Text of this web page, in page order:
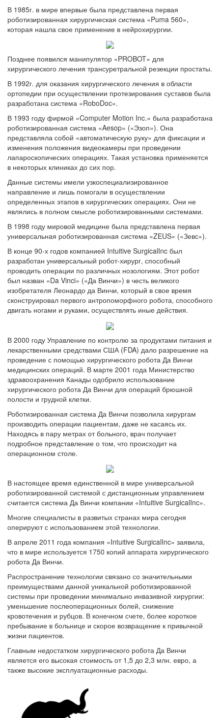
В 1985г. в мире впервые была представлена первая
роботизированная хирургическая система «Puma 560»,
которая нашла свое применение в нейрохирургии.
Позднее появился манипулятор «PROBOT» для
хирургического лечения трансуретральной резекции простаты.
В 1992г. для оказания хирургического лечения в области
ортопедии при осуществлении протезирования суставов была
разработана система «RoboDoc».
В 1993 году фирмой «Computer Motion Inc.» была разработана
роботизированная система «Aesop» («Эзоп»). Она
представляла собой «автоматическую руку» для фиксации и
изменения положения видеокамеры при проведении
лапароскопических операциях. Такая установка применяется
в некоторых клиниках до сих пор.
Данные системы имели узкоспециализированное
направление и лишь помогали в осуществлении
определенных этапов в хирургических операциях. Они не
являлись в полном смысле роботизированными системами.
В 1998 году мировой медицине была представлена первая
универсальная роботизированная система «ZEUS» («Зевс»).
В конце 90-х годов компанией Intuitive SurgicalInc был
разработан универсальный робот-хирург, способный
проводить операции по различных нозологиям. Этот робот
был назван «Da Vinci» («Да Винчи») в честь великого
изобретателя Леонардо да Винчи, который в свое время
сконструировал первого антропоморфного робота, способного
двигать ногами и руками, осуществлять иные действия.
В 2000 году Управление по контролю за продуктами питания и
лекарственными средствами США (FDA) дало разрешение на
проведение с помощью хирургического робота Да Винчи
медицинских операций. В марте 2001 года Министерство
здравоохранения Канады одобрило использование
хирургического робота Да Винчи для операций брюшной
полости и грудной клетки.
Роботизированная система Да Винчи позволила хирургам
производить операции пациентам, даже не касаясь их.
Находясь в пару метрах от больного, врач получает
подробное представление о том, что происходит на
операционном столе.
В настоящее время единственной в мире универсальной
роботизированной системой с дистанционным управлением
считается система Да Винчи компании «Intuitive SurgicalInc».
Многие специалисты в развитых странах мира сегодня
оперируют с использованием этой технологии.
В апреле 2011 года компания «Intuitive SurgicalInc» заявила,
что в мире используется 1750 копий аппарата хирургического
робота Да Винчи.
Распространение технологии связано со значительными
преимуществами данной уникальной роботизированной
системы при проведении минимально инвазивной хирургии:
уменьшение послеоперационных болей, снижение
кровотечения и рубцов. В конечном счете, более короткое
пребывание в больнице и скорое возвращение к привычной
жизни пациентов.
Главным недостатком хирургического робота Да Винчи
является его высокая стоимость от 1,5 до 2,3 млн. евро, а
также высокие эксплуатационные расходы.